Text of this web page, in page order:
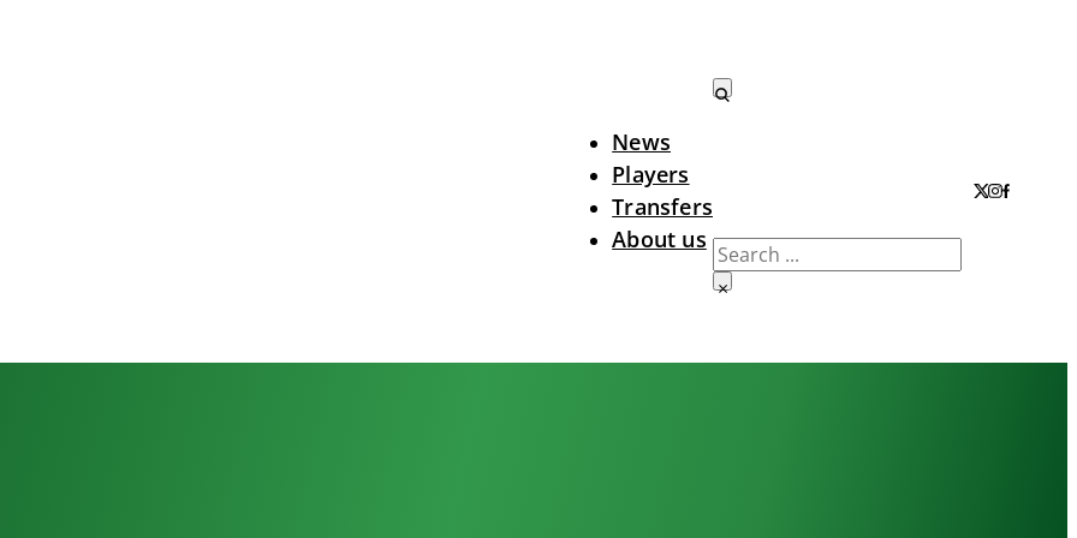
News
Players
Transfers
About us Search
×